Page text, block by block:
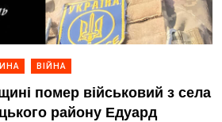
ВІЙНА
помер військовий з села
району Едуард